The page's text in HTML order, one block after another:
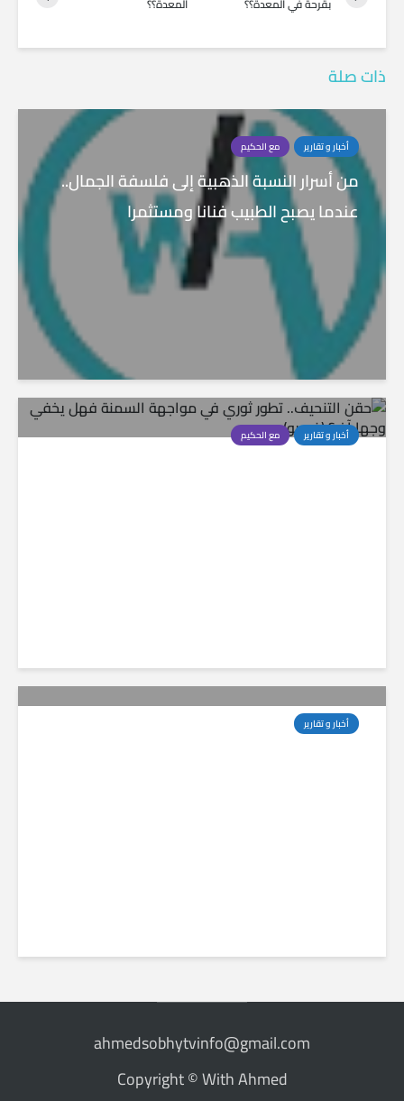
ذات صلة
أخبار و تقارير مع الحكيم
من أسرار النسبة الذهبية إلى فلسفة الجمال..
عندما يصبح الطبيب فنانا ومستثمرا
أخبار و تقارير مع الحكيم
أخبار و تقارير
ahmedsobhytvinfo@gmail.com
Copyright © With Ahmed